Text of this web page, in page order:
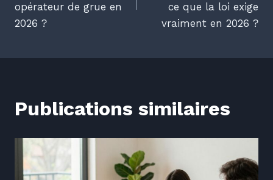
l’article
opérateur de grue en
2026 ?
ce que la loi exige
vraiment en 2026 ?
Publications similaires